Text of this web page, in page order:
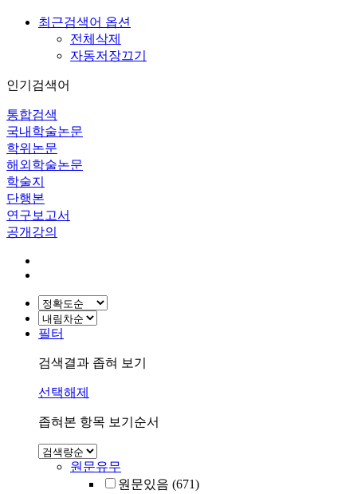
최근검색어 옵션
전체삭제
자동저장끄기
인기검색어
통합검색
국내학술논문
학위논문
해외학술논문
학술지
단행본
연구보고서
공개강의
필터
검색결과 좁혀 보기
선택해제
좁혀본 항목 보기순서
원문유무
원문있음 (671)